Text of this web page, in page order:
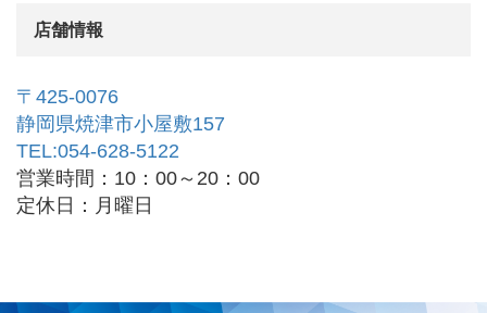
店舗情報
〒425-0076
静岡県焼津市小屋敷157
TEL:054-628-5122
営業時間：10：00～20：00
定休日：月曜日